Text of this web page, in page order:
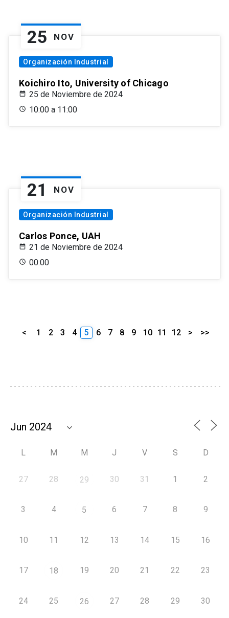
25 NOV
Organización Industrial
Koichiro Ito, University of Chicago
25 de Noviembre de 2024
10:00 a 11:00
21 NOV
Organización Industrial
Carlos Ponce, UAH
21 de Noviembre de 2024
00:00
< 1 2 3 4 5 6 7 8 9 10 11 12 > >>
L M M J V S D
27 28 29 30 31 1 2
3 4 5 6 7 8 9
10 11 12 13 14 15 16
17 18 19 20 21 22 23
24 25 26 27 28 29 30